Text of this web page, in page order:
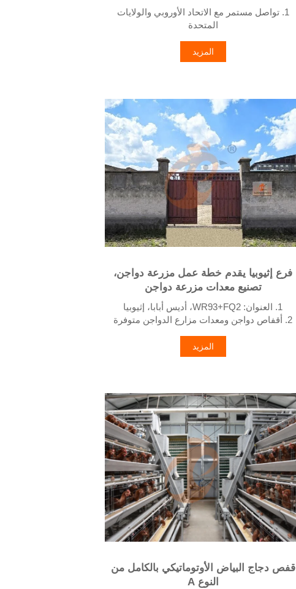
معدات مزارع الدواجن
1. تواصل مستمر مع الاتحاد الأوروبي والولايات
المتحدة
وإثيوبيا وتنزانيا
3. جودة المنتجات مصممة خصيصًا لمزارع الدواجن
الدواجن متاح للبيع
5. استقبال عبر الإنترنت على مدار 24 ساعة عبر
واتساب رقم: +8618830120193، اتصل بنا للحصول
على معلومات كاملة
المزيد
فرع إثيوبيا يقدم خطة عمل مزرعة دواجن،
تصنيع معدات مزرعة دواجن
1. العنوان: WR93+FQ2، أديس أبابا، إثيوبيا
2. أقفاص دواجن ومعدات مزارع الدواجن متوفرة
قائمة الأسعار
المزيد
قفص دجاج البياض الأوتوماتيكي بالكامل من
النوع A